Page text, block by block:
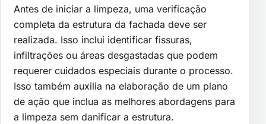
Antes de iniciar a limpeza, uma verificação
completa da estrutura da fachada deve ser
realizada. Isso inclui identificar fissuras,
infiltrações ou áreas desgastadas que podem
requerer cuidados especiais durante o processo.
Isso também auxilia na elaboração de um plano
de ação que inclua as melhores abordagens para
a limpeza sem danificar a estrutura.